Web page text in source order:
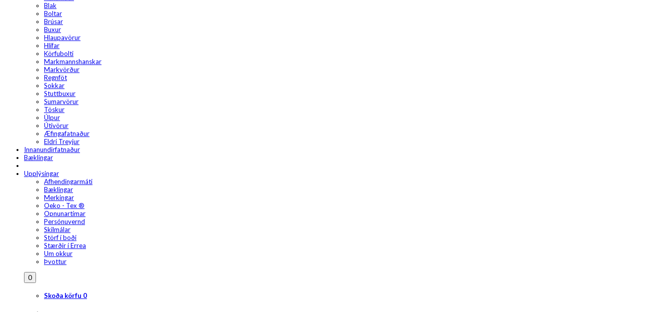
Blak
Boltar
Brúsar
Buxur
Hlaupavörur
Hlífar
Körfubolti
Markmannshanskar
Markvörður
Regnföt
Sokkar
Stuttbuxur
Sumarvörur
Töskur
Úlpur
Útivörur
Æfingafatnaður
Eldri Treyjur
Innanundirfatnaður
Bæklingar
Upplýsingar
Afhendingarmáti
Bæklingar
Merkingar
Oeko - Tex ®
Opnunartímar
Persónuvernd
Skilmálar
Störf í boði
Stærðir í Errea
Um okkur
Þvottur
0
Skoða körfu 0